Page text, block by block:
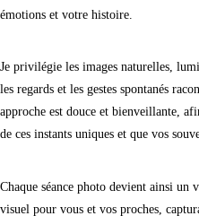
émotions et votre histoire.
Je privilégie les images naturelles,
les regards et les gestes spontanés
approche est douce et bienveillante,
de ces instants uniques et que vos
Chaque séance photo devient ainsi un
visuel pour vous et vos proches,